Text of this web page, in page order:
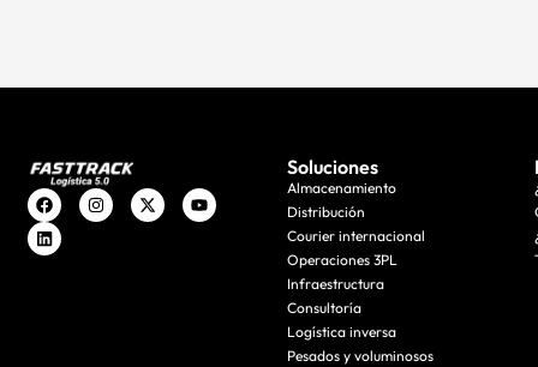
Soluciones
Almacenamiento
Distribución
Courier internacional
Operaciones 3PL
Infraestructura
Consultoría
Logística inversa
Pesados y voluminosos